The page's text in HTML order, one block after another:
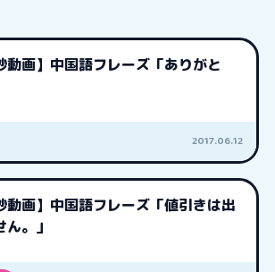
動画】中国語フレーズ「ありがと
2017.06.12
動画】中国語フレーズ「値引きは出
ん。」